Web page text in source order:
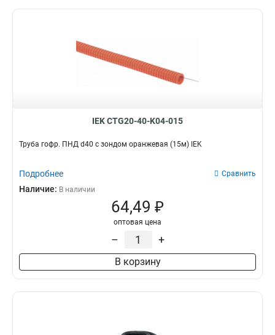
14
IEK CTG20-40-K04-015
Труба гофр. ПНД d40 с зондом оранжевая (15м) IEK
Подробнее Сравнить
Наличие: В наличии
64,49 ₽
оптовая цена
– +
В корзину